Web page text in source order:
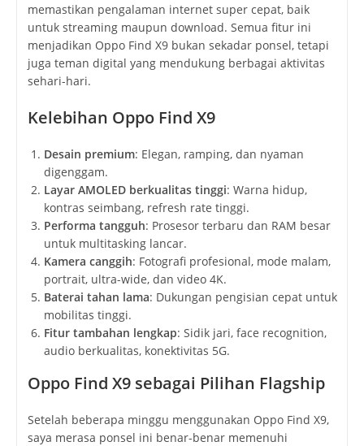
memastikan pengalaman internet super cepat, baik
untuk streaming maupun download. Semua fitur ini
menjadikan Oppo Find X9 bukan sekadar ponsel, tetapi
juga teman digital yang mendukung berbagai aktivitas
sehari-hari.
Kelebihan Oppo Find X9
Desain premium: Elegan, ramping, dan nyaman
digenggam.
Layar AMOLED berkualitas tinggi: Warna hidup,
kontras seimbang, refresh rate tinggi.
Performa tangguh: Prosesor terbaru dan RAM besar
untuk multitasking lancar.
Kamera canggih: Fotografi profesional, mode malam,
portrait, ultra-wide, dan video 4K.
Baterai tahan lama: Dukungan pengisian cepat untuk
mobilitas tinggi.
Fitur tambahan lengkap: Sidik jari, face recognition,
audio berkualitas, konektivitas 5G.
Oppo Find X9 sebagai Pilihan Flagship
Setelah beberapa minggu menggunakan Oppo Find X9,
saya merasa ponsel ini benar-benar memenuhi